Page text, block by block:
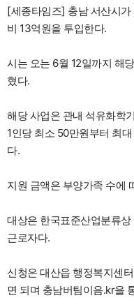
[세종타임즈] 충남 서산시
비 13억원을 투입한다.
시는 오는 6월 12일까지 해
혔다.
해당 사업은 관내 석유화학
1인당 최소 50만원부터 최
다.
지원 금액은 부양가족 수에
대상은 한국표준산업분류
근로자다.
신청은 대산읍 행정복지센
면 되며 충남버팀이음.kr을